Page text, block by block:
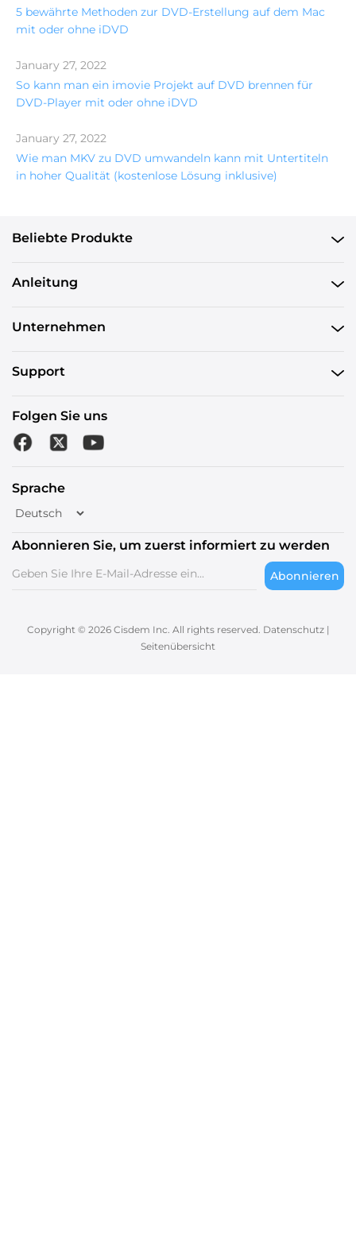
5 bewährte Methoden zur DVD-Erstellung auf dem Mac
mit oder ohne iDVD
January 27, 2022
So kann man ein imovie Projekt auf DVD brennen für
DVD-Player mit oder ohne iDVD
January 27, 2022
Wie man MKV zu DVD umwandeln kann mit Untertiteln
in hoher Qualität (kostenlose Lösung inklusive)
Beliebte Produkte
Anleitung
Unternehmen
Support
Folgen Sie uns
Sprache
Abonnieren Sie, um zuerst informiert zu werden
Abonnieren
Copyright © 2026 Cisdem Inc. All rights reserved. Datenschutz|
Seitenübersicht